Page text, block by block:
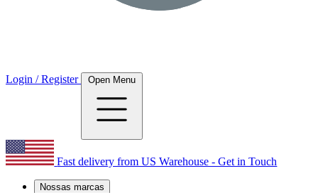
Login / Register Open Menu
Fast delivery from US Warehouse - Get in Touch
Nossas marcas